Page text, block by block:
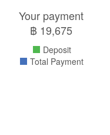
Your payment
฿ 19,675
Deposit
Total Payment